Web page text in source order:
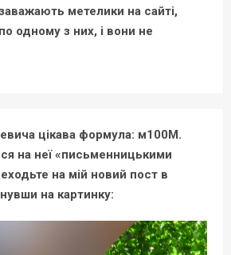
метелики на сайті,
одному з них, і вони не
цікава формула: м100М.
на неї «письменницькими
на мій новий пост в
на картинку: